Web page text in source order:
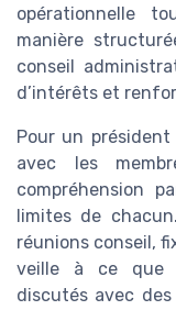
opérationnelle
manière
conseil
d’intérêts et
Pour un
avec les
compréhension
limites de
réunions conseil,
veille à ce que
discutés avec